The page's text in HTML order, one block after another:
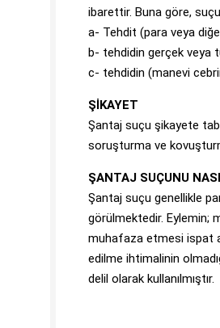
ibarettir. Buna göre,
a- Tehdit (para veya
b- tehdidin gerçek veya
c- tehdidin (manevi
ŞİKAYET
Şantaj suçu şikayete tabi
soruşturma ve
ŞANTAJ SUÇUNU
Şantaj suçu genellikle
görülmektedir. Eylemin;
muhafaza etmesi ispat
edilme ihtimalinin
delil olarak kullanılmıştır.